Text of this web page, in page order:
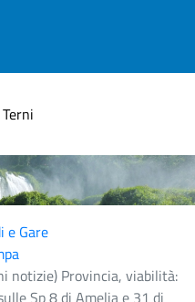
e Gare
notizie) Provincia, viabilità: